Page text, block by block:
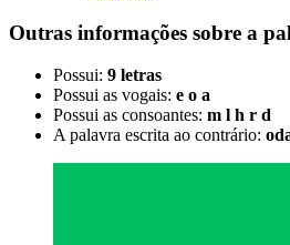
Outras informações sobre a
Possui: 9 letras
Possui as vogais: e o a
Possui as consoantes: m l h r d
A palavra escrita ao contrário: